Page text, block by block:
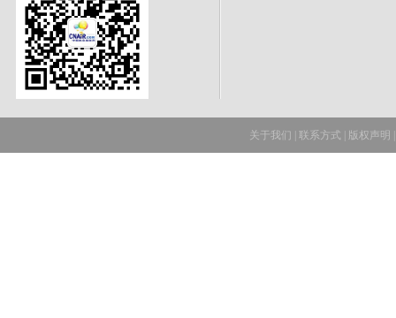
关于我们 联系方式 版权声明